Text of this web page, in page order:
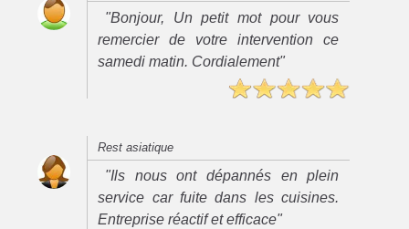
"Bonjour, Un petit mot pour vous
remercier de votre intervention ce
samedi matin. Cordialement"
Rest asiatique
"Ils nous ont dépannés en plein
service car fuite dans les cuisines.
Entreprise réactif et efficace"